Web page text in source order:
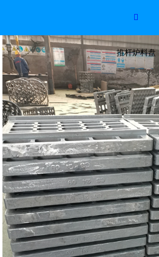

推杆炉料盘